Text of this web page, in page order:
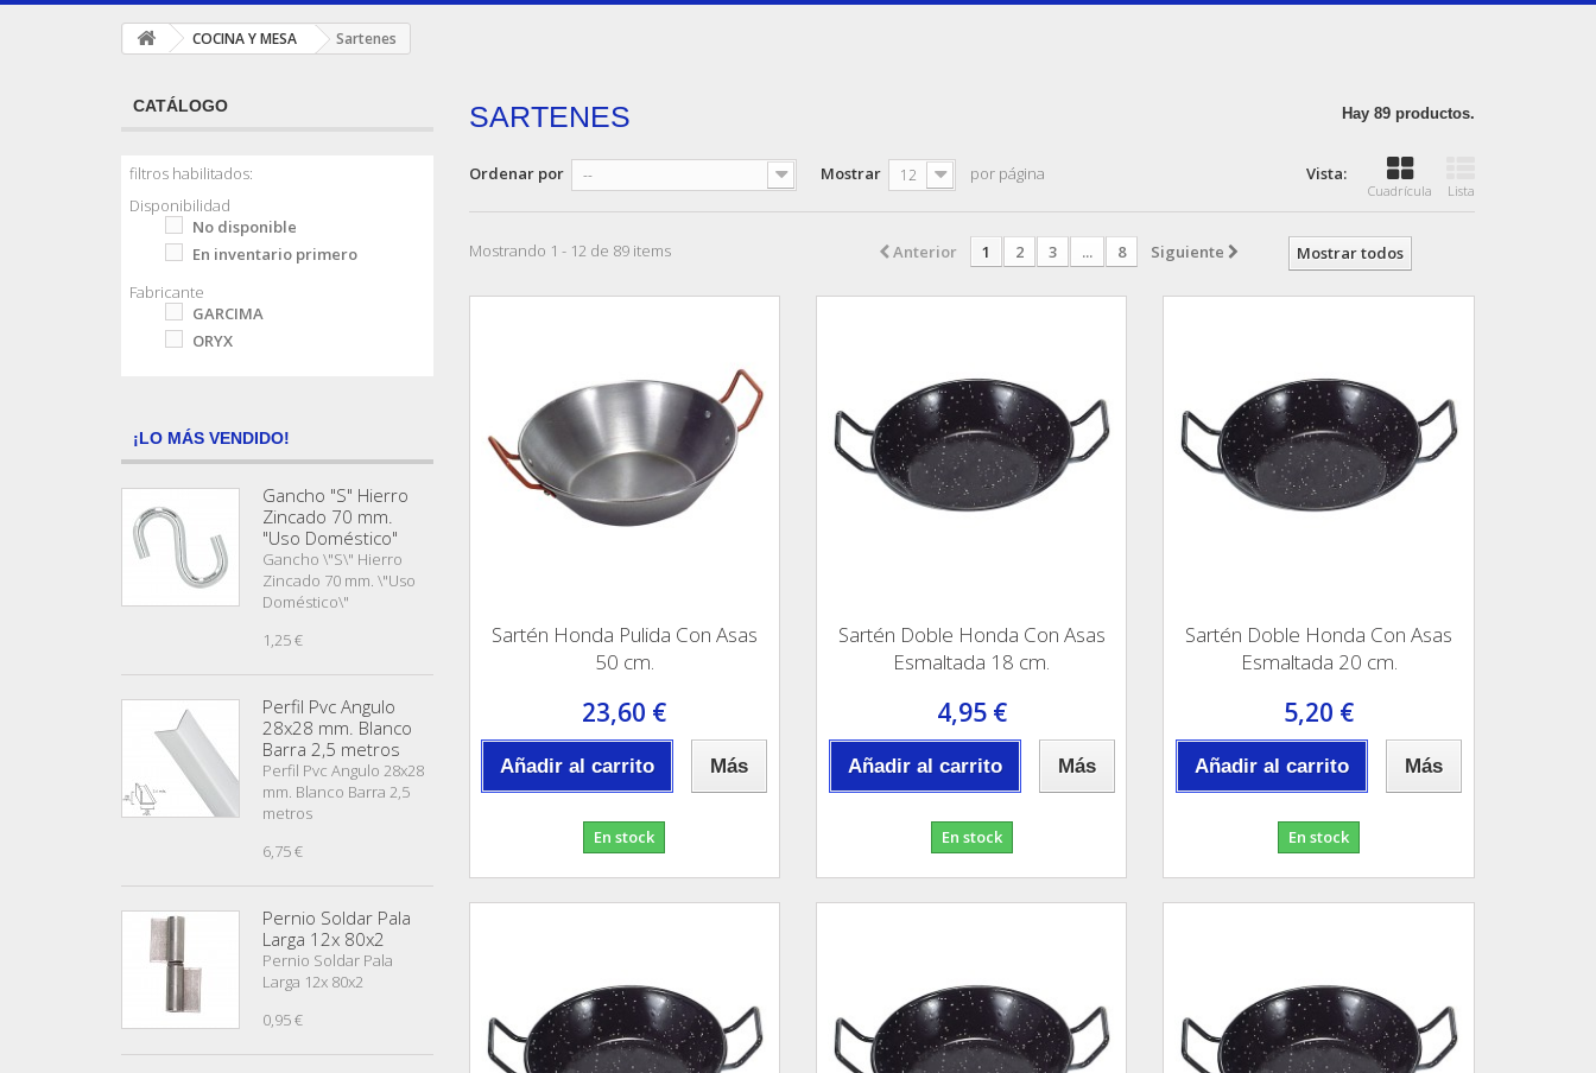
COCINA Y MESA Sartenes
CATÁLOGO
filtros habilitados:
Disponibilidad
No disponible
En inventario primero
Fabricante
GARCIMA
ORYX
¡LO MÁS VENDIDO!
Gancho "S" Hierro
Zincado 70 mm.
"Uso Doméstico"
Gancho \"S\" Hierro
Zincado 70 mm. \"Uso
Doméstico\"
1,25 €
Perfil Pvc Angulo
28x28 mm. Blanco
Barra 2,5 metros
Perfil Pvc Angulo 28x28
mm. Blanco Barra 2,5
metros
6,75 €
Pernio Soldar Pala
Larga 12x 80x2
Pernio Soldar Pala
Larga 12x 80x2
0,95 €
SARTENES Hay 89 productos.
Vista:
Cuadrícula Lista
Ordenar por -- Mostrar 12 por página
Mostrar todos
Anterior 1 2 3 ... 8 Siguiente
Mostrando 1 - 12 de 89 items
Sartén Honda Pulida Con Asas
50 cm.
23,60 €
Añadir al carrito Más
En stock
Sartén Doble Honda Con Asas
Esmaltada 18 cm.
4,95 €
Añadir al carrito Más
En stock
Sartén Doble Honda Con Asas
Esmaltada 20 cm.
5,20 €
Añadir al carrito Más
En stock